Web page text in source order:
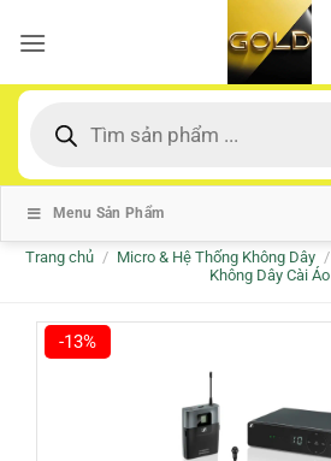
qua
dung
kiếm
Menu Sản Phẩm
Trang chủ / Micro & Hệ Thống Không Dây /
Không Dây Cài Áo
-13%